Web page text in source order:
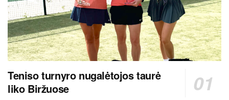
Teniso turnyro nugalėtojos taurė
liko Biržuose